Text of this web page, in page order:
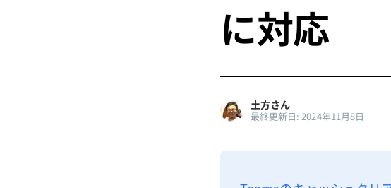
に対応
土方さん
最終更新日: 2024年11月8日